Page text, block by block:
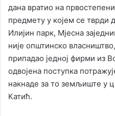
дана вратио на
предмету у којем се тврди
Илијин парк, Мјесна
није општинско
припадао једној фирми из
одвојена поступка
накнаде за то земљиште у
Катић.